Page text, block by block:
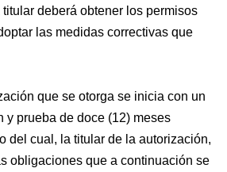
deberá obtener los permisos
las medidas correctivas que
que se otorga se inicia con un
y prueba de doce (12) meses
del cual, la titular de la autorización,
obligaciones que a continuación se